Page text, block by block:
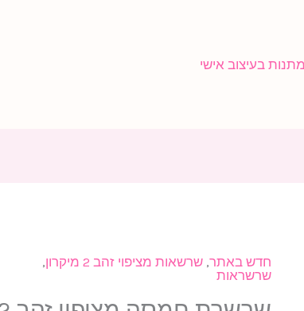
חדש באתר,שרשאות מציפוי זהב 2 מיקרון
,
שרשראות
כמות